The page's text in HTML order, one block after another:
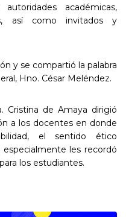
académicas,
así como invitados y
y se compartió la palabra
Hno. César Meléndez.
Cristina de Amaya dirigió
a los docentes en donde
el sentido ético
les recordó
los estudiantes.